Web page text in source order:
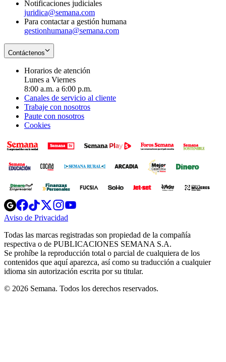
Notificaciones judiciales
juridica@semana.com
Para contactar a gestión humana
gestionhumana@semana.com
Contáctenos
Horarios de atención
Lunes a Viernes
8:00 a.m. a 6:00 p.m.
Canales de servicio al cliente
Trabaje con nosotros
Paute con nosotros
Cookies
Opens
in
new
Opens
in
new
Opens
in
new
window
Opens
new
windowwindow
Aviso de Privacidad
new
window
Todas las marcas registradas son propiedad de la compañía
respectiva o de PUBLICACIONES SEMANA S.A.
Se prohíbe la reproducción total o parcial de cualquiera de los
contenidos que aquí aparezca, así como su traducción a cualquier
idioma sin autorización escrita por su titular.
© 2026 Semana. Todos los derechos reservados.